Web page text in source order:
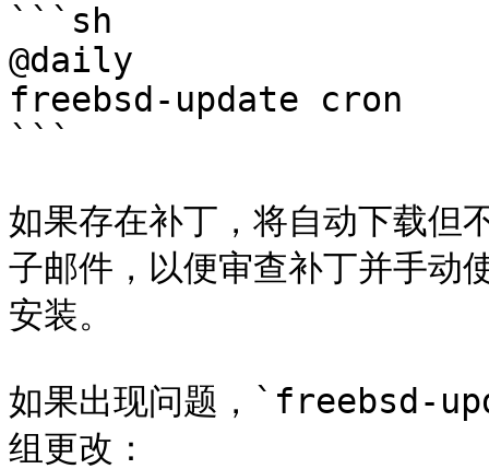
```sh
@daily
freebsd-update cron
```
如果存在补丁，将自动下载
子邮件，以便审查补丁并
安装。
如果出现问题，`freebsd-
组更改：